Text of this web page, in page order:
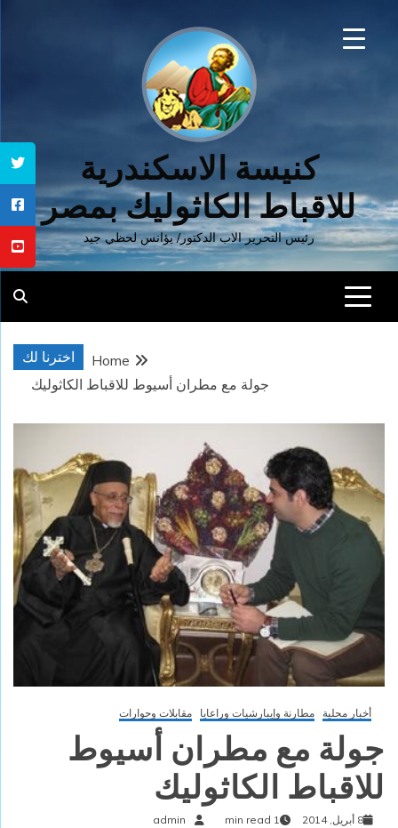
كنيسة الاسكندرية
للاقباط الكاثوليك بمصر
رئيس التحرير الاب الدكتور/ يؤانس لحظي جيد
اخترنا لك
Home
جولة مع مطران أسيوط للاقباط الكاثوليك
أخبار محلية مطارنة وإيبارشيات وراعايا مقابلات وحوارات
جولة مع مطران أسيوط
للاقباط الكاثوليك
8 أبريل, 2014 1 min read
admin